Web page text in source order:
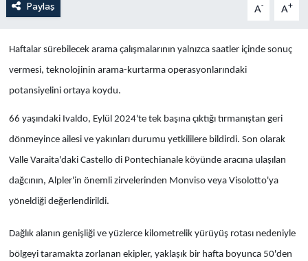
Paylaş A- A+
Haftalar sürebilecek arama çalışmalarının yalnızca saatler içinde sonuç
vermesi, teknolojinin arama-kurtarma operasyonlarındaki
potansiyelini ortaya koydu.
66 yaşındaki Ivaldo, Eylül 2024'te tek başına çıktığı tırmanıştan geri
dönmeyince ailesi ve yakınları durumu yetkililere bildirdi. Son olarak
Valle Varaita'daki Castello di Pontechianale köyünde aracına ulaşılan
dağcının, Alpler'in önemli zirvelerinden Monviso veya Visolotto'ya
yöneldiği değerlendirildi.
Dağlık alanın genişliği ve yüzlerce kilometrelik yürüyüş rotası nedeniyle
bölgeyi taramakta zorlanan ekipler, yaklaşık bir hafta boyunca 50'den